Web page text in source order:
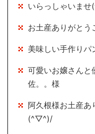
いらっしゃいま
お土産ありがとう
美味しい手作り
可愛いお嬢さん
佐。。様
阿久根様お土産あ
(^▽^)/